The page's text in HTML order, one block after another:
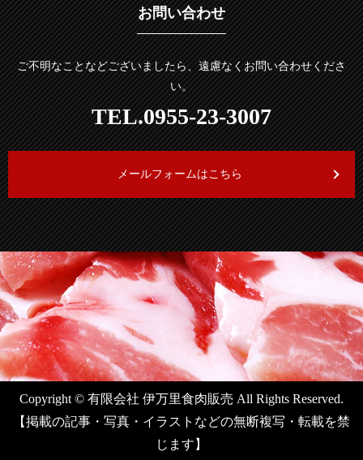
お問い合わせ
ご不明なことなどございましたら、遠慮なくお問い合わせくださ
い。
TEL.0955-23-3007
メールフォームはこちら
Copyright © 有限会社 伊万里食肉販売 All Rights Reserved.
【掲載の記事・写真・イラストなどの無断複写・転載を禁
じます】